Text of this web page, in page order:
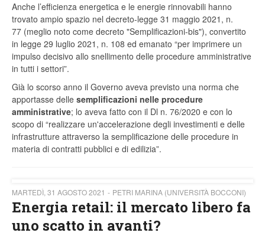
Anche l’efficienza energetica e le energie rinnovabili hanno
trovato ampio spazio nel decreto-legge 31 maggio 2021, n.
77 (meglio noto come decreto "Semplificazioni-bis"), convertito
in legge 29 luglio 2021, n. 108 ed emanato “per imprimere un
impulso decisivo allo snellimento delle procedure amministrative
in tutti i settori”.
Già lo scorso anno il Governo aveva previsto una norma che
apportasse delle semplificazioni nelle procedure
amministrative; lo aveva fatto con il Dl n. 76/2020 e con lo
scopo di “realizzare un'accelerazione degli investimenti e delle
infrastrutture attraverso la semplificazione delle procedure in
materia di contratti pubblici e di edilizia”.
MARTEDÌ, 31 AGOSTO 2021 PETRI MARINA (UNIVERSITÀ BOCCONI)
Energia retail: il mercato libero fa
uno scatto in avanti?